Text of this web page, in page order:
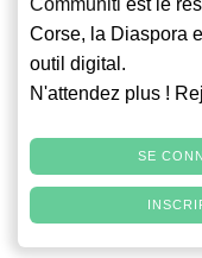
Communiti est le
Corse, la Diaspora
outil digital.
N'attendez plus !
SE